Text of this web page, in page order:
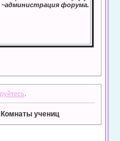
~администрация форума.
Комнаты учениц